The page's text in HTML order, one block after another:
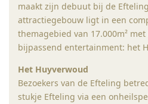
maakt zijn debuut bij de
attractiegebouw ligt in een
themagebied van 17.000m²
bijpassend entertainment: het
Het Huyverwoud
Bezoekers van de Efteling
stukje Efteling via een